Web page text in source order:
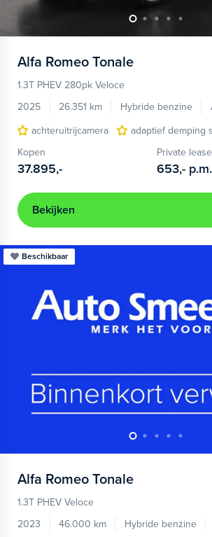
Alfa Romeo Tonale
1.3T PHEV 280pk Veloce
2025
26.351 km Hybride benzine
achteruitrijcamera
adaptief demping
Kopen
37.895,-
Private lease
653,- p.m.
Bekijken
Beschikbaar
Alfa Romeo Tonale
1.3T PHEV Veloce
2023
46.000 km Hybride benzine